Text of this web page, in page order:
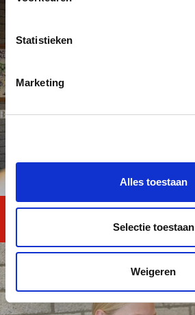
Statistieken
Marketing
Alles toestaan
Selectie toestaan
Weigeren